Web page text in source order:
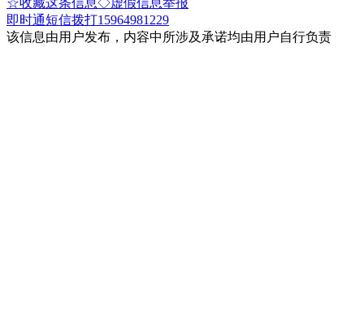
即时通短信拨打15964981229
该信息由用户发布，内容中所涉及承诺均由用户自行负责